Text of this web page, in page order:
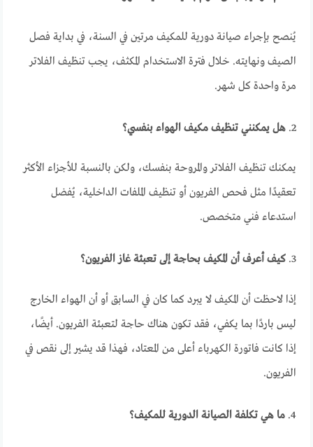
يُنصح بإجراء صيانة دورية للمكيف مرتين في السنة، في بداية فصل
الصيف ونهايته. خلال فترة الاستخدام المكثف، يجب تنظيف الفلاتر
مرة واحدة كل شهر.
2. هل يمكنني تنظيف مكيف الهواء بنفسي؟
يمكنك تنظيف الفلاتر والمروحة بنفسك، ولكن بالنسبة للأجزاء الأكثر
تعقيدًا مثل فحص الفريون أو تنظيف الملفات الداخلية، يُفضل
استدعاء فني متخصص.
3. كيف أعرف أن المكيف بحاجة إلى تعبئة غاز الفريون؟
إذا لاحظت أن المكيف لا يبرد كما كان في السابق أو أن الهواء الخارج
ليس باردًا بما يكفي، فقد تكون هناك حاجة لتعبئة الفريون. أيضًا،
إذا كانت فاتورة الكهرباء أعلى من المعتاد، فهذا قد يشير إلى نقص في
الفريون.
4. ما هي تكلفة الصيانة الدورية للمكيف؟